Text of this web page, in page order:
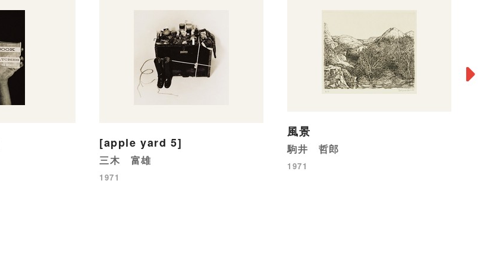
[apple yard 5]
三木 富雄
1971
風景
駒井 哲郎
1971